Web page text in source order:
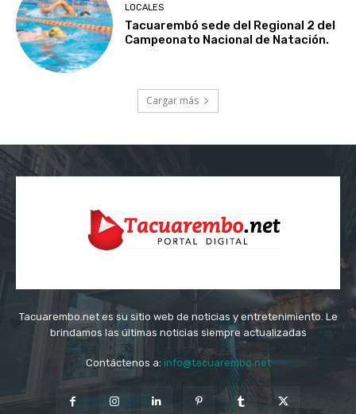
LOCALES
Tacuarembó sede del Regional 2 del
Campeonato Nacional de Natación.
Cargar más
Tacuarembo.net es su sitio web de noticias y entretenimiento. Le
brindamos las últimas noticias siempre actualizadas
Contáctenos a: info@tacuarembo.net